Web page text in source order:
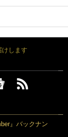
けします
』バックナン